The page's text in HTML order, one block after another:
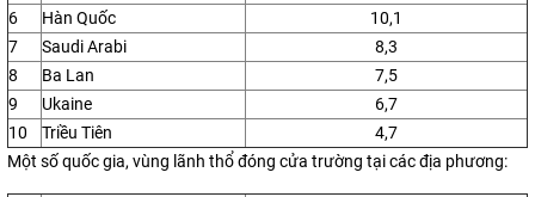
6
Hàn Quốc
10,1
7
Saudi Arabi
8,3
8
Ba Lan
7,5
9
Ukaine
6,7
10
Triều Tiên
4,7
Một số quốc gia, vùng lãnh thổ đóng cửa trường tại các địa phương: